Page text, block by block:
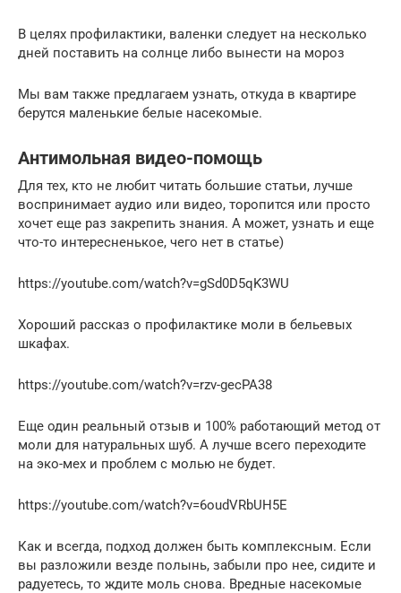
В целях профилактики, валенки следует на несколько
дней поставить на солнце либо вынести на мороз
Мы вам также предлагаем узнать, откуда в квартире
берутся маленькие белые насекомые.
Антимольная видео-помощь
Для тех, кто не любит читать большие статьи, лучше
воспринимает аудио или видео, торопится или просто
хочет еще раз закрепить знания. А может, узнать и еще
что-то интересненькое, чего нет в статье)
https://youtube.com/watch?v=gSd0D5qK3WU
Хороший рассказ о профилактике моли в бельевых
шкафах.
https://youtube.com/watch?v=rzv-gecPA38
Еще один реальный отзыв и 100% работающий метод от
моли для натуральных шуб. А лучше всего переходите
на эко-мех и проблем с молью не будет.
https://youtube.com/watch?v=6oudVRbUH5E
Как и всегда, подход должен быть комплексным. Если
вы разложили везде полынь, забыли про нее, сидите и
радуетесь, то ждите моль снова. Вредные насекомые